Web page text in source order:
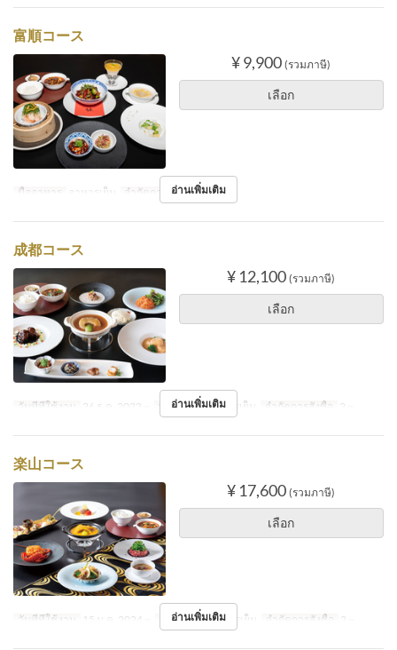
富順コース
¥ 9,900 (รวมภาษี)
เลือก
มื้ออาหาร อาหารเย็น จำกัดการสั่งซื้อ 2 ~
อ่านเพิ่มเติม
成都コース
¥ 12,100 (รวมภาษี)
เลือก
วันที่ที่ใช้งาน 26 ธ.ค. 2022 ~ มื้ออาหาร อาหารเย็น จำกัดการสั่งซื้อ 2 ~
อ่านเพิ่มเติม
楽山コース
¥ 17,600 (รวมภาษี)
เลือก
วันที่ที่ใช้งาน 15 ม.ค. 2024 ~ มื้ออาหาร อาหารเย็น จำกัดการสั่งซื้อ 2 ~
อ่านเพิ่มเติม